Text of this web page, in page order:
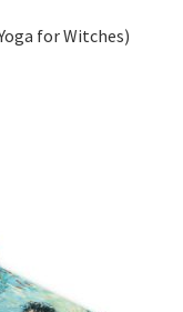
for Witches)